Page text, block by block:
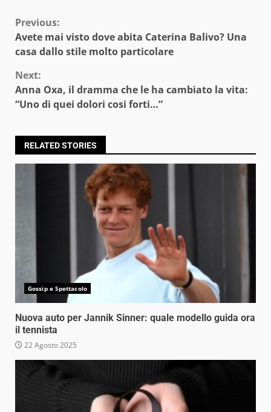
Continue
Reading
Previous:
Avete mai visto dove abita Caterina Balivo? Una
casa dallo stile molto particolare
Next:
Anna Oxa, il dramma che le ha cambiato la vita:
“Uno di quei dolori cosi forti…”
RELATED STORIES
Gossip e Spettacolo
Nuova auto per Jannik Sinner: quale modello guida ora
il tennista
22 Agosto 2025